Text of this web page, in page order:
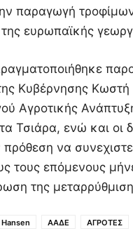
παραγωγή
ευρωπαϊκής
Κυβέρνησης
Αγροτικής
Τσιάρα, ενώ και οι
να
τους επόμενους
της
ΑΑΔΕ
ΑΓΡΟΤΕΣ